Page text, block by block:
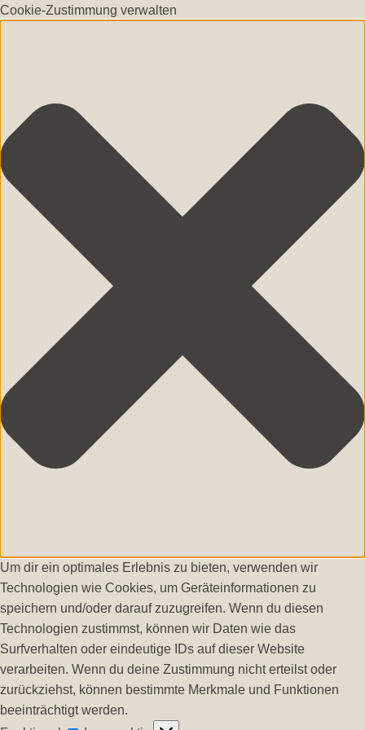
Cookie-Zustimmung verwalten
Um dir ein optimales Erlebnis zu bieten, verwenden wir
Technologien wie Cookies, um Geräteinformationen zu
speichern und/oder darauf zuzugreifen. Wenn du diesen
Technologien zustimmst, können wir Daten wie das
Surfverhalten oder eindeutige IDs auf dieser Website
verarbeiten. Wenn du deine Zustimmung nicht erteilst oder
zurückziehst, können bestimmte Merkmale und Funktionen
beeinträchtigt werden.